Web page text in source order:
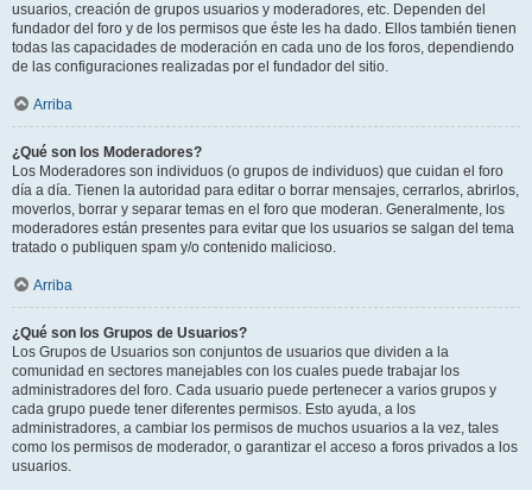
usuarios, creación de grupos usuarios y moderadores, etc. Dependen del
fundador del foro y de los permisos que éste les ha dado. Ellos también tienen
todas las capacidades de moderación en cada uno de los foros, dependiendo
de las configuraciones realizadas por el fundador del sitio.
Arriba
¿Qué son los Moderadores?
Los Moderadores son individuos (o grupos de individuos) que cuidan el foro
día a día. Tienen la autoridad para editar o borrar mensajes, cerrarlos, abrirlos,
moverlos, borrar y separar temas en el foro que moderan. Generalmente, los
moderadores están presentes para evitar que los usuarios se salgan del tema
tratado o publiquen spam y/o contenido malicioso.
Arriba
¿Qué son los Grupos de Usuarios?
Los Grupos de Usuarios son conjuntos de usuarios que dividen a la
comunidad en sectores manejables con los cuales puede trabajar los
administradores del foro. Cada usuario puede pertenecer a varios grupos y
cada grupo puede tener diferentes permisos. Esto ayuda, a los
administradores, a cambiar los permisos de muchos usuarios a la vez, tales
como los permisos de moderador, o garantizar el acceso a foros privados a los
usuarios.